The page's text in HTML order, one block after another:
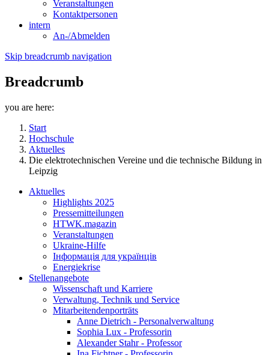
Veranstaltungen
Kontaktpersonen
intern
An-/Abmelden
Skip breadcrumb navigation
Breadcrumb
you are here:
Start
Hochschule
Aktuelles
Die elektrotechnischen Vereine und die technische Bildung in
Leipzig
Aktuelles
Highlights 2025
Pressemitteilungen
HTWK.magazin
Veranstaltungen
Ukraine-Hilfe
Інформація для українців
Energiekrise
Stellenangebote
Wissenschaft und Karriere
Verwaltung, Technik und Service
Mitarbeitendenporträts
Anne Dietrich - Personalverwaltung
Sophia Lux - Professorin
Alexander Stahr - Professor